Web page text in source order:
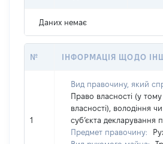
Даних немає
№ ІНФОРМАЦІЯ ЩОДО
1
Вид правочину, який
Право власності (у тому
власності), володіння
суб’єкта декларування
Предмет правочину: